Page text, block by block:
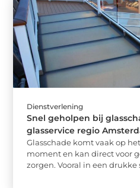
Dienstverlening
Snel geholpen bij
glasservice regio
Glasschade komt vaak op
moment en kan direct voor
zorgen. Vooral in een drukke